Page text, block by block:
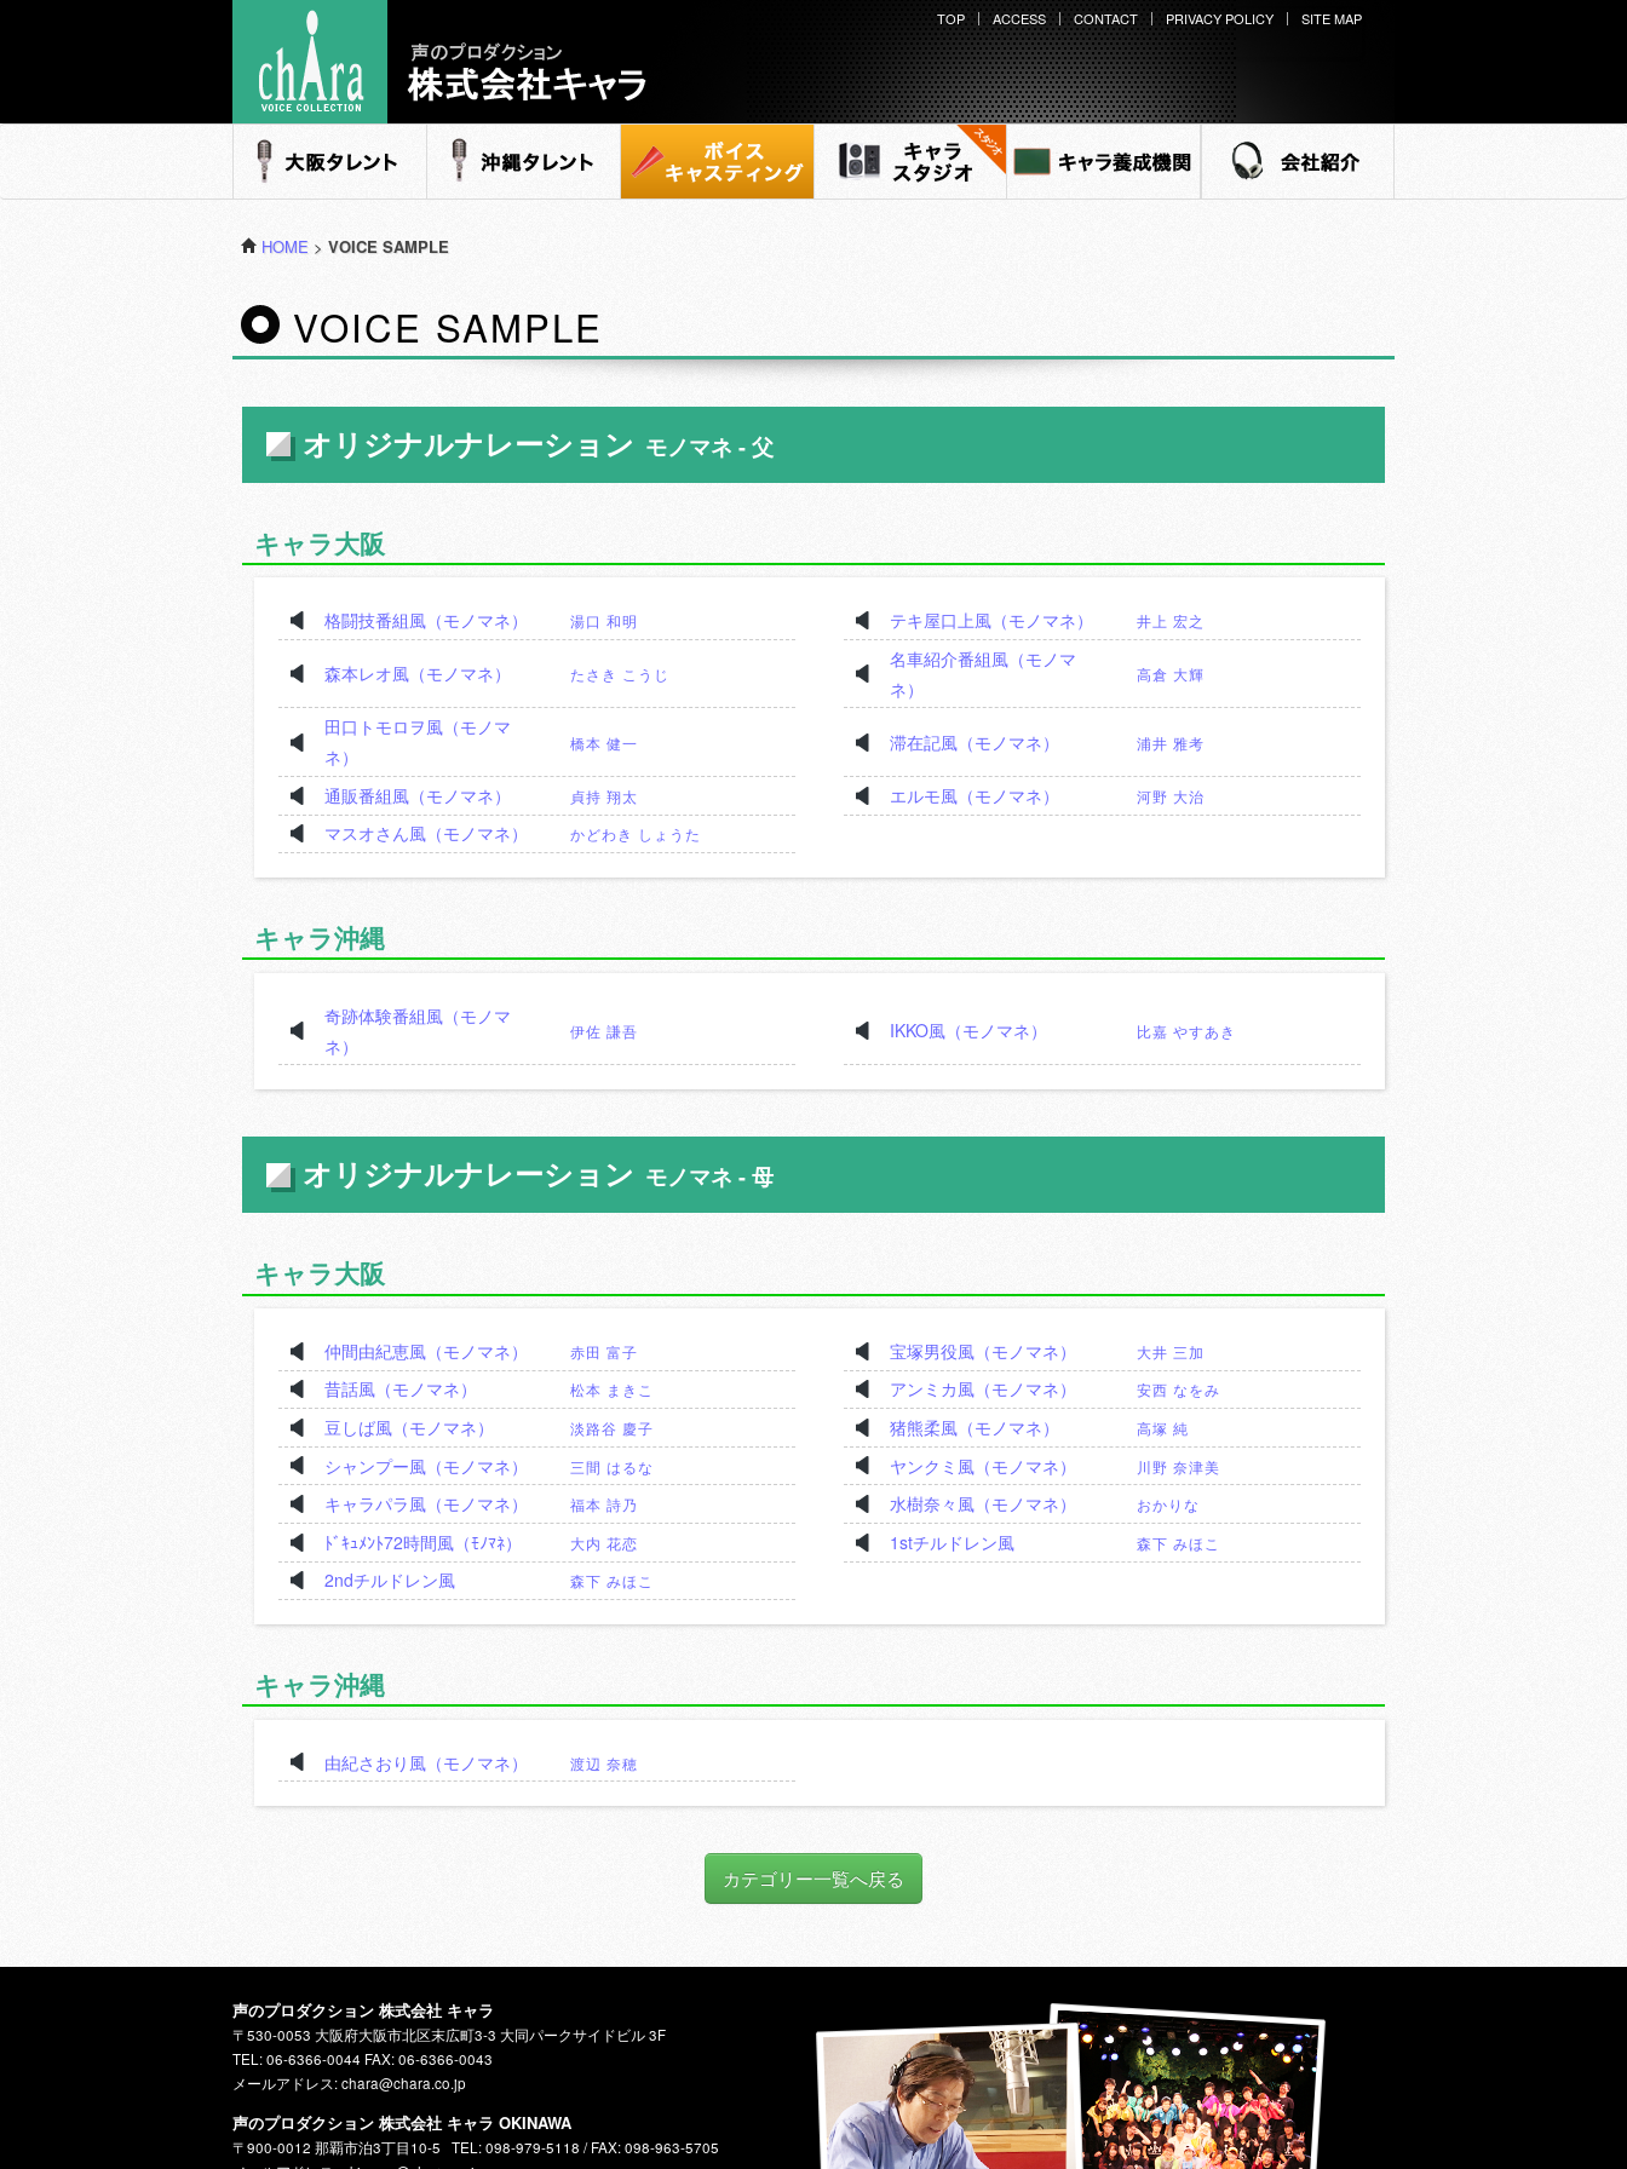
声のプロダクション - 株式会社キャラ
TOP ACCESS CONTACT PRIVACY POLICY SITE MAP
大阪タレント
HOME > VOICE SAMPLE
VOICE SAMPLE
オリジナルナレーション モノマネ - 父
キャラ大阪
格闘技番組風（モノマネ） 湯口 和明 テキ屋口上風（モノマネ） 井上 宏之
森本レオ風（モノマネ） たさき こうじ
名車紹介番組風（モノマ
ネ）
高倉 大輝
田口トモロヲ風（モノマ
ネ）
橋本 健一 滞在記風（モノマネ） 浦井 雅考
通販番組風（モノマネ） 貞持 翔太 エルモ風（モノマネ） 河野 大治
マスオさん風（モノマネ） かどわき しょうた
キャラ沖縄
奇跡体験番組風（モノマ
ネ）
伊佐 謙吾 IKKO風（モノマネ） 比嘉 やすあき
オリジナルナレーション モノマネ - 母
キャラ大阪
仲間由紀恵風（モノマネ） 赤田 富子 宝塚男役風（モノマネ） 大井 三加
昔話風（モノマネ） 松本 まきこ アンミカ風（モノマネ） 安西 なをみ
豆しば風（モノマネ） 淡路谷 慶子 猪熊柔風（モノマネ） 高塚 純
シャンプー風（モノマネ） 三間 はるな ヤンクミ風（モノマネ） 川野 奈津美
キャラパラ風（モノマネ） 福本 詩乃 水樹奈々風（モノマネ） おかりな
ﾄﾞｷｭﾒﾝﾄ72時間風（ﾓﾉﾏﾈ） 大内 花恋 1stチルドレン風 森下 みほこ
2ndチルドレン風 森下 みほこ
キャラ沖縄
由紀さおり風（モノマネ） 渡辺 奈穂
カテゴリー一覧へ戻る
声のプロダクション 株式会社 キャラ
〒530-0053 大阪府大阪市北区末広町3-3 大同パークサイドビル 3F
TEL: 06-6366-0044 FAX: 06-6366-0043
メールアドレス: chara@chara.co.jp
声のプロダクション 株式会社 キャラ OKINAWA
〒900-0012 那覇市泊3丁目10-5
TEL: 098-979-5118 / FAX: 098-963-5705